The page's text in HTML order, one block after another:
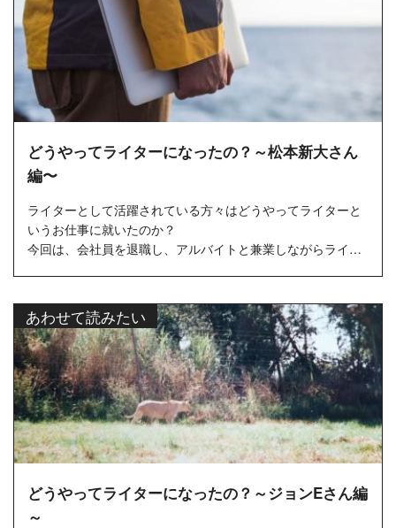
どうやってライターになったの？～松本新大さん
編〜
ライターとして活躍されている方々はどうやってライターと
いうお仕事に就いたのか？
今回は、会社員を退職し、アルバイトと兼業しながらライタ
あわせて読みたい
どうやってライターになったの？～ジョンEさん編
～